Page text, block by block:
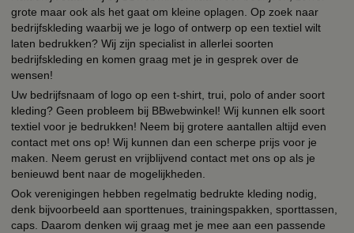
grote maar ook als het gaat om kleine oplagen. Op zoek naar
bedrijfskleding waarbij we je logo of ontwerp op een textiel wilt
laten bedrukken? Wij zijn specialist in allerlei soorten
bedrijfskleding en komen graag met je in gesprek over de
wensen!
Uw bedrijfsnaam of logo op een t-shirt, trui, polo of ander soort
kleding? Geen probleem bij BBwebwinkel! Wij kunnen elk soort
textiel voor je bedrukken! Neem bij grotere aantallen altijd even
contact met ons op! Wij kunnen dan een scherpe prijs voor je
maken. Neem gerust en vrijblijvend contact met ons op als je
benieuwd bent naar de mogelijkheden.
Ook verenigingen hebben regelmatig bedrukte kleding nodig,
denk bijvoorbeeld aan sporttenues, trainingspakken, sporttassen,
caps. Daarom denken wij graag met je mee aan een passende